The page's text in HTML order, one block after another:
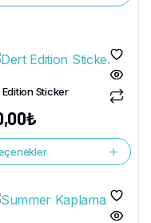
Edition Sticker
₺